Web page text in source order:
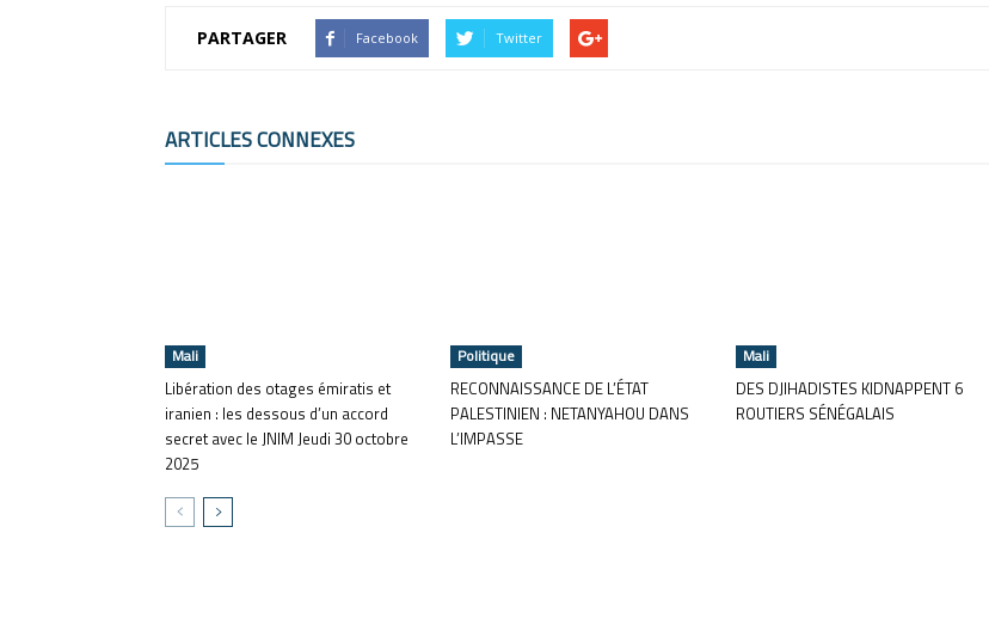
PARTAGER Facebook Twitter
ARTICLES CONNEXES
Mali
Libération des otages émiratis et
iranien : les dessous d’un accord
secret avec le JNIM Jeudi 30 octobre
2025
Politique
RECONNAISSANCE DE L’ÉTAT
PALESTINIEN : NETANYAHOU DANS
L’IMPASSE
Mali
DES DJIHADISTES KIDNAPPENT 6
ROUTIERS SÉNÉGALAIS